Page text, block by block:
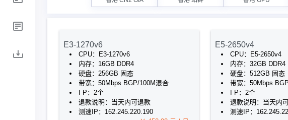
E3-1270v6
CPU：E3-1270v6
内存：16GB DDR4
硬盘：256GB 固态
带宽：50Mbps BGP/100M混合
I P：2个
退款说明：当天内可退款
测速IP：162.245.220.190
E5-2650v4
CPU：E5-2650v4
内存：32GB DDR4
硬盘：512GB 固态
带宽：50Mbps
I P：2个
退款说明：当天内
测速IP：